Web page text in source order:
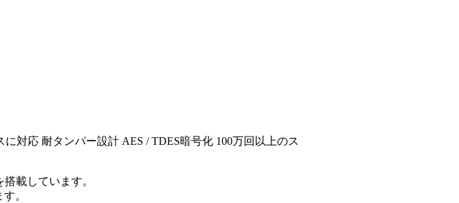
対応 耐タンパー設計 AES / TDES暗号化 100万回以上のス
載しています。
。